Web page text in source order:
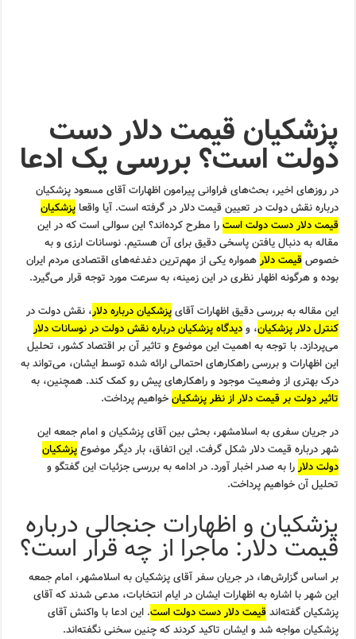
پزشکیان قیمت دلار دست
دولت است؟ بررسی یک ادعا
در روزهای اخیر، بحث‌های فراوانی پیرامون اظهارات آقای مسعود پزشکیان
درباره نقش دولت در تعیین قیمت دلار در گرفته است. آیا واقعاپزشکیان
قیمت دلار دست دولت استرا مطرح کرده‌اند؟ این سوالی است که در این
مقاله به دنبال یافتن پاسخی دقیق برای آن هستیم. نوسانات ارزی و به
خصوصقیمت دلارهمواره یکی از مهم‌ترین دغدغه‌های اقتصادی مردم ایران
بوده و هرگونه اظهار نظری در این زمینه، به سرعت مورد توجه قرار می‌گیرد.
این مقاله به بررسی دقیق اظهارات آقایپزشکیان درباره دلار، نقش دولت در
کنترل دلار پزشکیان، ودیدگاه پزشکیان درباره نقش دولت در نوسانات دلار
می‌پردازد. با توجه به اهمیت این موضوع و تاثیر آن بر اقتصاد کشور، تحلیل
این اظهارات و بررسی راهکارهای احتمالی ارائه شده توسط ایشان، می‌تواند به
درک بهتری از وضعیت موجود و راهکارهای پیش رو کمک کند. همچنین، به
تاثیر دولت بر قیمت دلار از نظر پزشکیانخواهیم پرداخت.
در جریان سفری به اسلامشهر، بحثی بین آقای پزشکیان و امام جمعه این
شهر درباره قیمت دلار شکل گرفت. این اتفاق، بار دیگر موضوعپزشکیان
دولت دلاررا به صدر اخبار آورد. در ادامه به بررسی جزئیات این گفتگو و
تحلیل آن خواهیم پرداخت.
پزشکیان و اظهارات جنجالی درباره
قیمت دلار: ماجرا از چه قرار است؟
بر اساس گزارش‌ها، در جریان سفر آقای پزشکیان به اسلامشهر، امام جمعه
این شهر با اشاره به اظهارات ایشان در ایام انتخابات، مدعی شدند که آقای
پزشکیان گفته‌اندقیمت دلار دست دولت است. این ادعا با واکنش آقای
پزشکیان مواجه شد و ایشان تاکید کردند که چنین سخنی نگفته‌اند.